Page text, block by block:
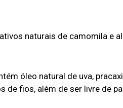
naturais de camomila e
óleo natural de uva,
de fios, além de ser livre de